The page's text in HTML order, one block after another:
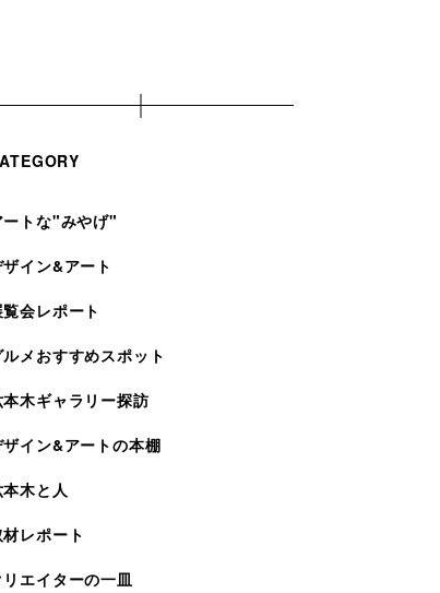
ートな"みやげ"
ザイン&アート
覧会レポート
ルメおすすめスポット
本木ギャラリー探訪
ザイン&アートの本棚
本木と人
レポート
リエイターの一皿